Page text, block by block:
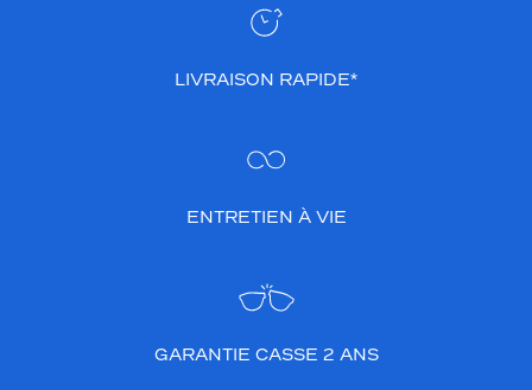
LIVRAISON RAPIDE*
ENTRETIEN À VIE
GARANTIE CASSE 2 ANS